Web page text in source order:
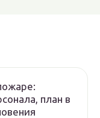
план в